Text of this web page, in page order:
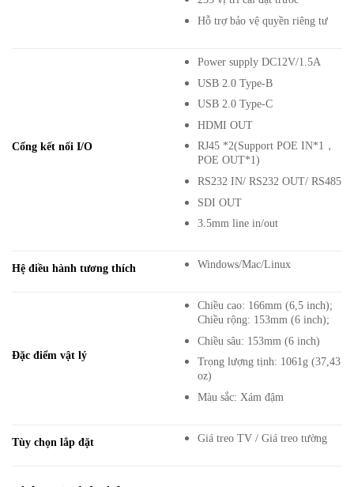
Hỗ trợ bảo vệ quyền riêng tư
Cổng kết nối I/O
Power supply DC12V/1.5A
USB 2.0 Type-B
USB 2.0 Type-C
HDMI OUT
RJ45 *2(Support POE IN*1，
POE OUT*1)
RS232 IN/ RS232 OUT/ RS485
SDI OUT
3.5mm line in/out
Hệ điều hành tương thích Windows/Mac/Linux
Đặc điểm vật lý
Chiều cao: 166mm (6,5 inch);
Chiều rộng: 153mm (6 inch);
Chiều sâu: 153mm (6 inch)
Trọng lượng tịnh: 1061g (37,43
oz)
Màu sắc: Xám đậm
Tùy chọn lắp đặt Giá treo TV / Giá treo tường